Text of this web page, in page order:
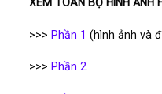
XEM TOÀN BỘ HÌNH ẢNH
>>> Phần 1 (hình ảnh và
>>> Phần 2